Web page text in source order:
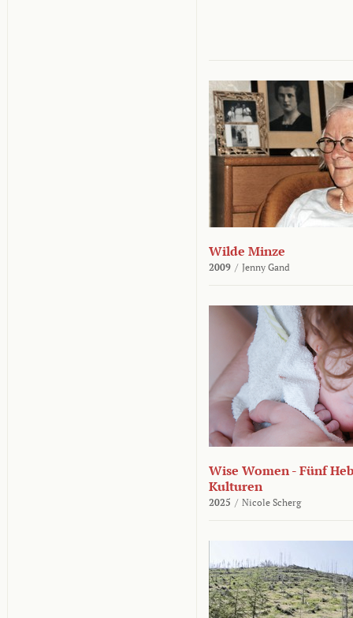
Wilde Minze
2009 / Jenny Gand
Wise Women - Fünf
Kulturen
2025 / Nicole Scherg